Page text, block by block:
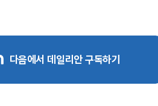
다음에서 데일리안 구독하기